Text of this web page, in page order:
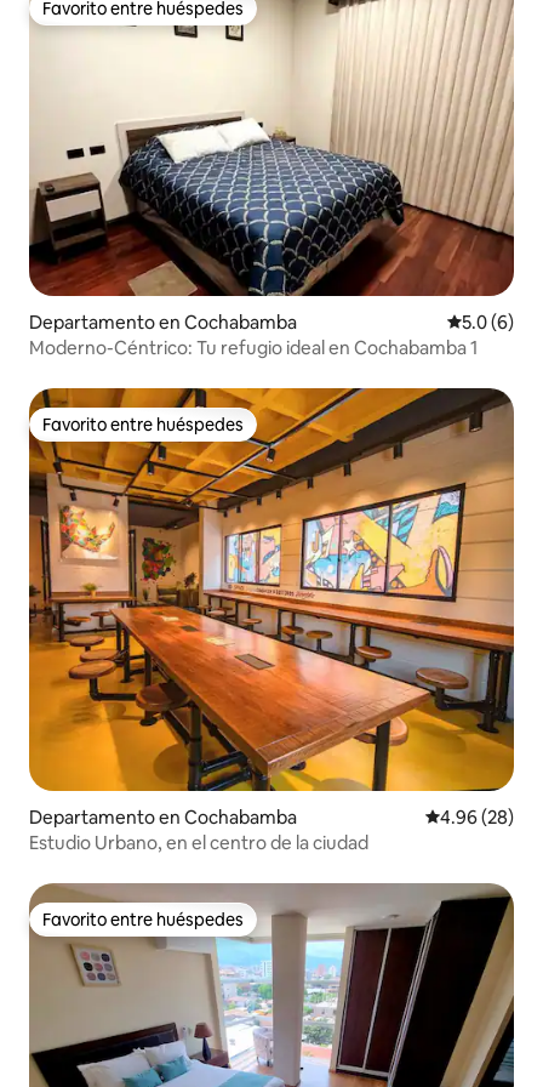
Favorito entre huéspedes
Favorito entre huéspedes
Departamento en Cochabamba
5.0 (6)
Moderno-Céntrico: Tu refugio ideal en Cochabamba 1
Favorito entre huéspedes
Favorito entre huéspedes
Departamento en Cochabamba Calificación
4.96 (28)
Estudio Urbano, en el centro de la ciudad
Favorito entre huéspedes
Favorito entre huéspedes